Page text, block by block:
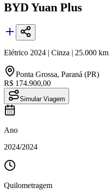
BYDYuan Plus
Elétrico 2024 | Cinza | 25.000 km
Ponta Grossa, Paraná (PR)
R$ 174.900,00
Simular Viagem
Ano
2024/2024
Quilometragem